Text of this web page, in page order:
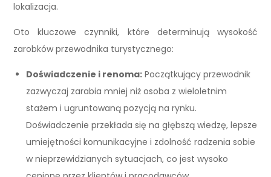
lokalizacja.
Oto kluczowe czynniki, które determinują wysokość
zarobków przewodnika turystycznego:
Doświadczenie i renoma: Początkujący przewodnik
zazwyczaj zarabia mniej niż osoba z wieloletnim
stażem i ugruntowaną pozycją na rynku.
Doświadczenie przekłada się na głębszą wiedzę, lepsze
umiejętności komunikacyjne i zdolność radzenia sobie
w nieprzewidzianych sytuacjach, co jest wysoko